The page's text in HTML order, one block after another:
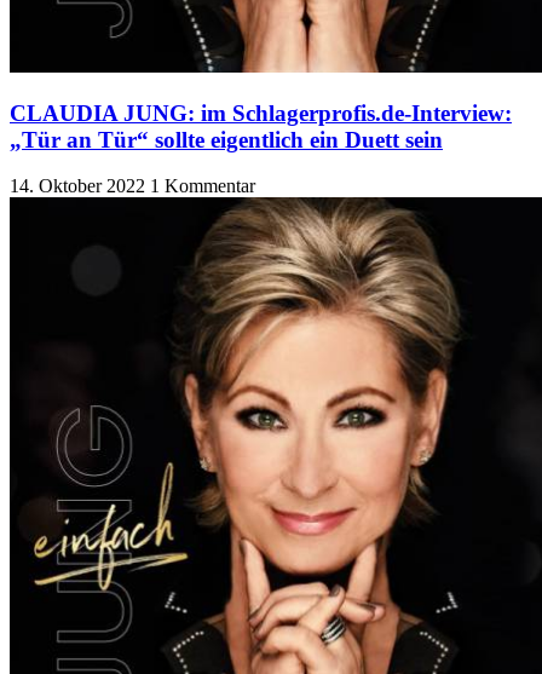
CLAUDIA JUNG: im Schlagerprofis.de-Interview:
„Tür an Tür“ sollte eigentlich ein Duett sein
14. Oktober 2022 1 Kommentar